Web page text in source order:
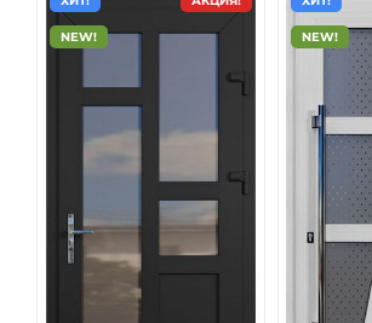
NEW! NEW!